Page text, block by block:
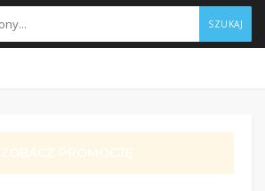
SZUKAJ
ZOBACZ PROMOCJĘ